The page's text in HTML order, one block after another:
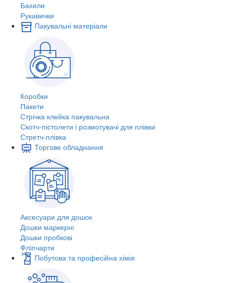
Бахили
Рукавички
Пакувальні матеріали
Коробки
Пакети
Стрічка клейка пакувальна
Скотч-пістолети і розмотувачі для плівки
Стретч-плівка
Торгове обладнання
Аксесуари для дошок
Дошки маркерні
Дошки пробкові
Фліпчарти
Побутова та професійна хімія